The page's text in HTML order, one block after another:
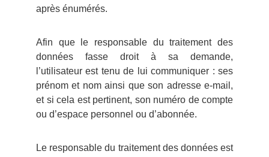
après énumérés.
Afin que le responsable du traitement des
données fasse droit à sa demande,
l’utilisateur est tenu de lui communiquer : ses
prénom et nom ainsi que son adresse e-mail,
et si cela est pertinent, son numéro de compte
ou d’espace personnel ou d’abonnée.
Le responsable du traitement des données est